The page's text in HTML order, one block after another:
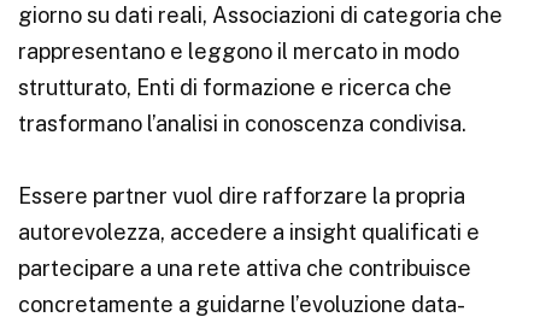
giorno su dati reali, Associazioni di categoria che
rappresentano e leggono il mercato in modo
strutturato, Enti di formazione e ricerca che
trasformano l’analisi in conoscenza condivisa.
Essere partner vuol dire rafforzare la propria
autorevolezza, accedere a insight qualificati e
partecipare a una rete attiva che contribuisce
concretamente a guidarne l’evoluzione data-